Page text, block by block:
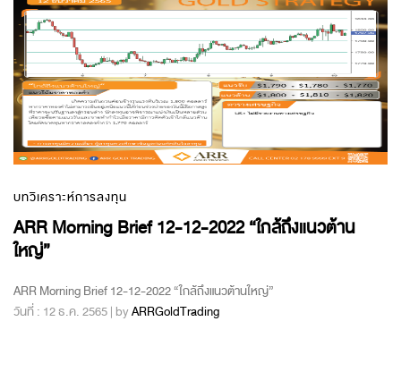
บทวิเคราะห์การลงทุน
ARR Morning Brief 12-12-2022 “ใกล้ถึงแนวต้าน
ใหญ่”
ARR Morning Brief 12-12-2022 “ใกล้ถึงแนวต้านใหญ่”
วันที่ : 12 ธ.ค. 2565 | byARRGoldTrading